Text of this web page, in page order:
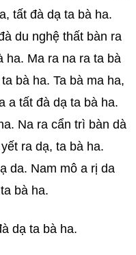
tất đà dạ ta bà ha.
du nghệ thất bàn ra
ha. Ma ra na ra ta bà
bà ha. Ta bà ma ha,
a tất đà dạ ta bà ha.
Na ra cẩn trì bàn dà
ra dạ, ta bà ha.
da. Nam mô a rị da
bà ha.
dạ ta bà ha.